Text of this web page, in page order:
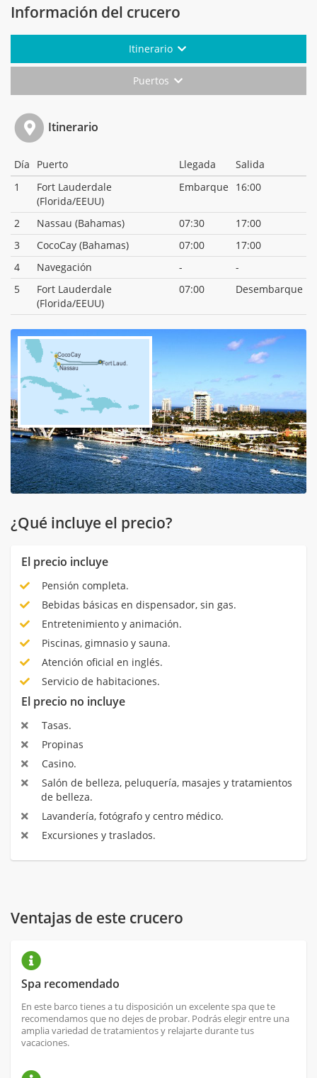
Información del crucero
Itinerario
Puertos
Itinerario
Día Puerto Llegada
Salida
1
Fort Lauderdale
(Florida/EEUU)
Embarque 16:00
2 Nassau (Bahamas) 07:30
17:00
3
CocoCay (Bahamas) 07:00
17:00
4
Navegación -
-
5
Fort Lauderdale
(Florida/EEUU)
07:00 Desembarque
¿Qué incluye el precio?
El precio incluye
Pensión completa.
Bebidas básicas en dispensador, sin gas.
Entretenimiento y animación.
Piscinas, gimnasio y sauna.
Atención oficial en inglés.
Servicio de habitaciones.
El precio no incluye
Tasas.
Propinas
Casino.
Salón de belleza, peluquería, masajes y tratamientos
de belleza.
Lavandería, fotógrafo y centro médico.
Excursiones y traslados.
Ventajas de este crucero
Spa recomendado
En este barco tienes a tu disposición un excelente spa que te
recomendamos que no dejes de probar. Podrás elegir entre una
amplia variedad de tratamientos y relajarte durante tus
vacaciones.